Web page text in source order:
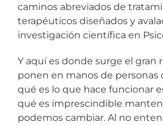
caminos abreviados de
terapéuticos diseñados y
investigación científica en
Y aquí es donde surge el gran
ponen en manos de personas
qué es lo que hace funcionar
qué es imprescindible
podemos cambiar. Al no